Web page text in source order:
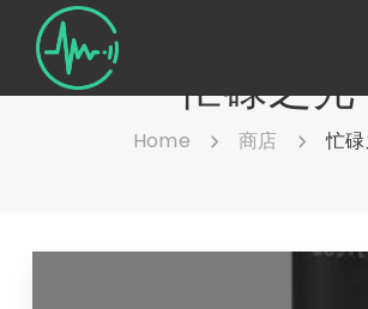
忙碌之光
Home 商店 忙